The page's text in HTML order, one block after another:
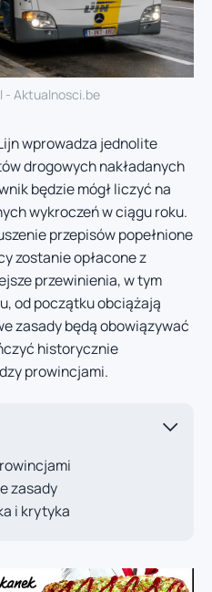
- Aktualnosci.be
wprowadza jednolite
drogowych nakładanych
będzie mógł liczyć na
wykroczeń w ciągu roku.
przepisów popełnione
zostanie opłacone z
przewinienia, w tym
od początku obciążają
zasady będą obowiązywać
historycznie
prowincjami.
zasady
i krytyka